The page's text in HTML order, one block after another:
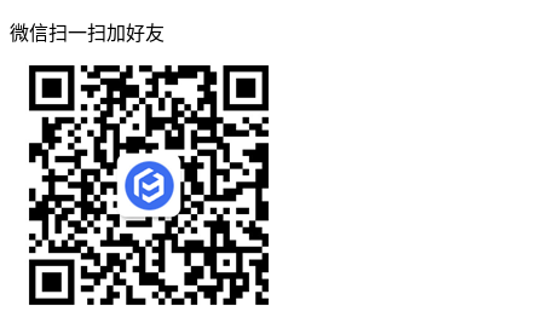
微信扫一扫加好友